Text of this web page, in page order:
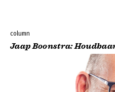
column
Jaap Boonstra: